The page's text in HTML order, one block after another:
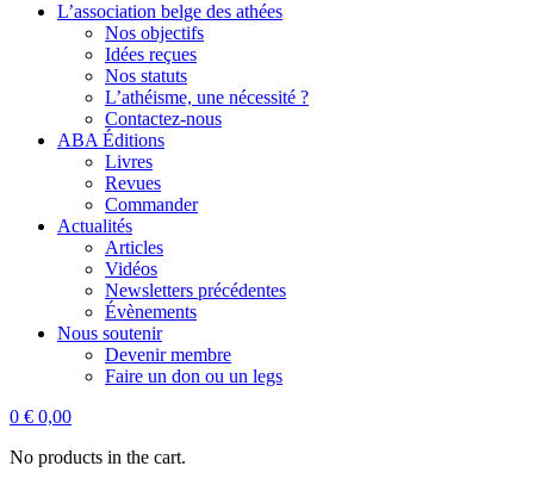
L’association belge des athées
Nos objectifs
Idées reçues
Nos statuts
L’athéisme, une nécessité ?
Contactez-nous
ABA Éditions
Livres
Revues
Commander
Actualités
Articles
Vidéos
Newsletters précédentes
Évènements
Nous soutenir
Devenir membre
Faire un don ou un legs
0 € 0,00
No products in the cart.